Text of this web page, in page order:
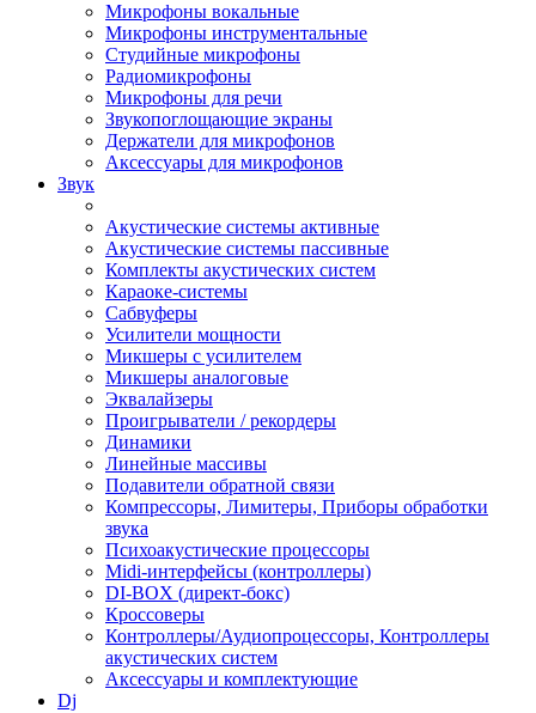
Микрофоны вокальные
Микрофоны инструментальные
Студийные микрофоны
Радиомикрофоны
Микрофоны для речи
Звукопоглощающие экраны
Держатели для микрофонов
Аксессуары для микрофонов
Звук
Акустические системы активные
Акустические системы пассивные
Комплекты акустических систем
Караоке-системы
Сабвуферы
Усилители мощности
Микшеры с усилителем
Микшеры аналоговые
Эквалайзеры
Проигрыватели / рекордеры
Динамики
Линейные массивы
Подавители обратной связи
Компрессоры, Лимитеры, Приборы обработки
звука
Психоакустические процессоры
Midi-интерфейсы (контроллеры)
DI-BOX (директ-бокс)
Кроссоверы
Контроллеры/Аудиопроцессоры, Контроллеры
акустических систем
Аксессуары и комплектующие
Dj